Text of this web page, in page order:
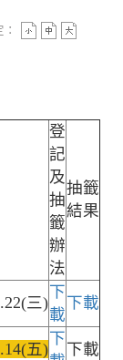
登
記
及
抽
籤
辦
法
抽籤
結果
三)
下
載
下載
五)
下
下載